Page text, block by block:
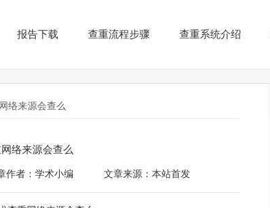
报告下载 查重流程步骤 查重系统介绍
络来源会查么
络来源会查么
作者：学术小编 文章来源：本站首发